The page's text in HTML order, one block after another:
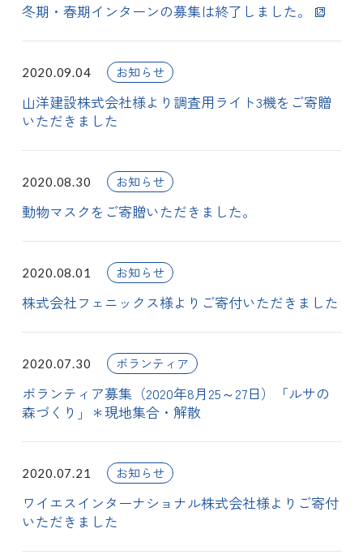
冬期・春期インターンの募集は終了しました。
2020.09.04 お知らせ
山洋建設株式会社様より調査用ライト3機をご寄贈
いただきました
2020.08.30 お知らせ
動物マスクをご寄贈いただきました。
2020.08.01 お知らせ
株式会社フェニックス様よりご寄付いただきました
2020.07.30 ボランティア
ボランティア募集（2020年8月25～27日）「ルサの
森づくり」＊現地集合・解散
2020.07.21 お知らせ
ワイエスインターナショナル株式会社様よりご寄付
いただきました